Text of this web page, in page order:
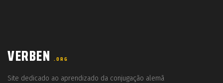
VERBEN .ORG
Site dedicado ao aprendizado da conjugação alemã